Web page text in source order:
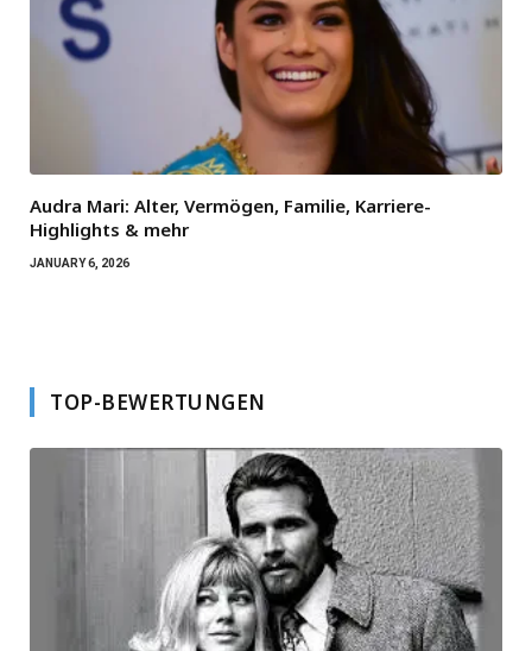
Audra Mari: Alter, Vermögen, Familie, Karriere-
Highlights & mehr
JANUARY 6, 2026
TOP-BEWERTUNGEN